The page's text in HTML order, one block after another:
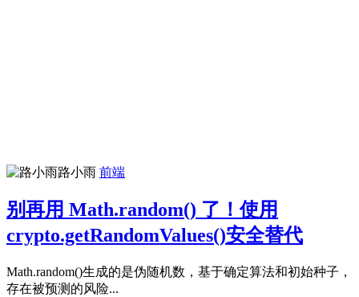
路小雨 前端
别再用 Math.random() 了！使用
crypto.getRandomValues()安全替代
Math.random()生成的是伪随机数，基于确定算法和初始种子，
存在被预测的风险...